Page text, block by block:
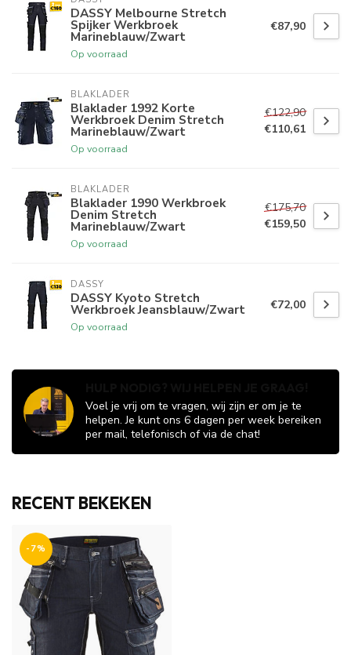
DASSY Melbourne Stretch
Spijker Werkbroek
Marineblauw/Zwart
Op voorraad
€87,90
BLAKLADER
Blaklader 1992 Korte
Werkbroek Denim Stretch
Marineblauw/Zwart
Op voorraad
€122,90
€110,61
BLAKLADER
Blaklader 1990 Werkbroek
Denim Stretch
Marineblauw/Zwart
Op voorraad
€175,70
€159,50
DASSY
DASSY Kyoto Stretch
Werkbroek Jeansblauw/Zwart
Op voorraad
€72,00
Voel je vrij om te vragen, wij zijn er om je te
helpen. Je kunt ons 6 dagen per week bereiken
per mail, telefonisch of via de chat!
RECENT BEKEKEN
-7%